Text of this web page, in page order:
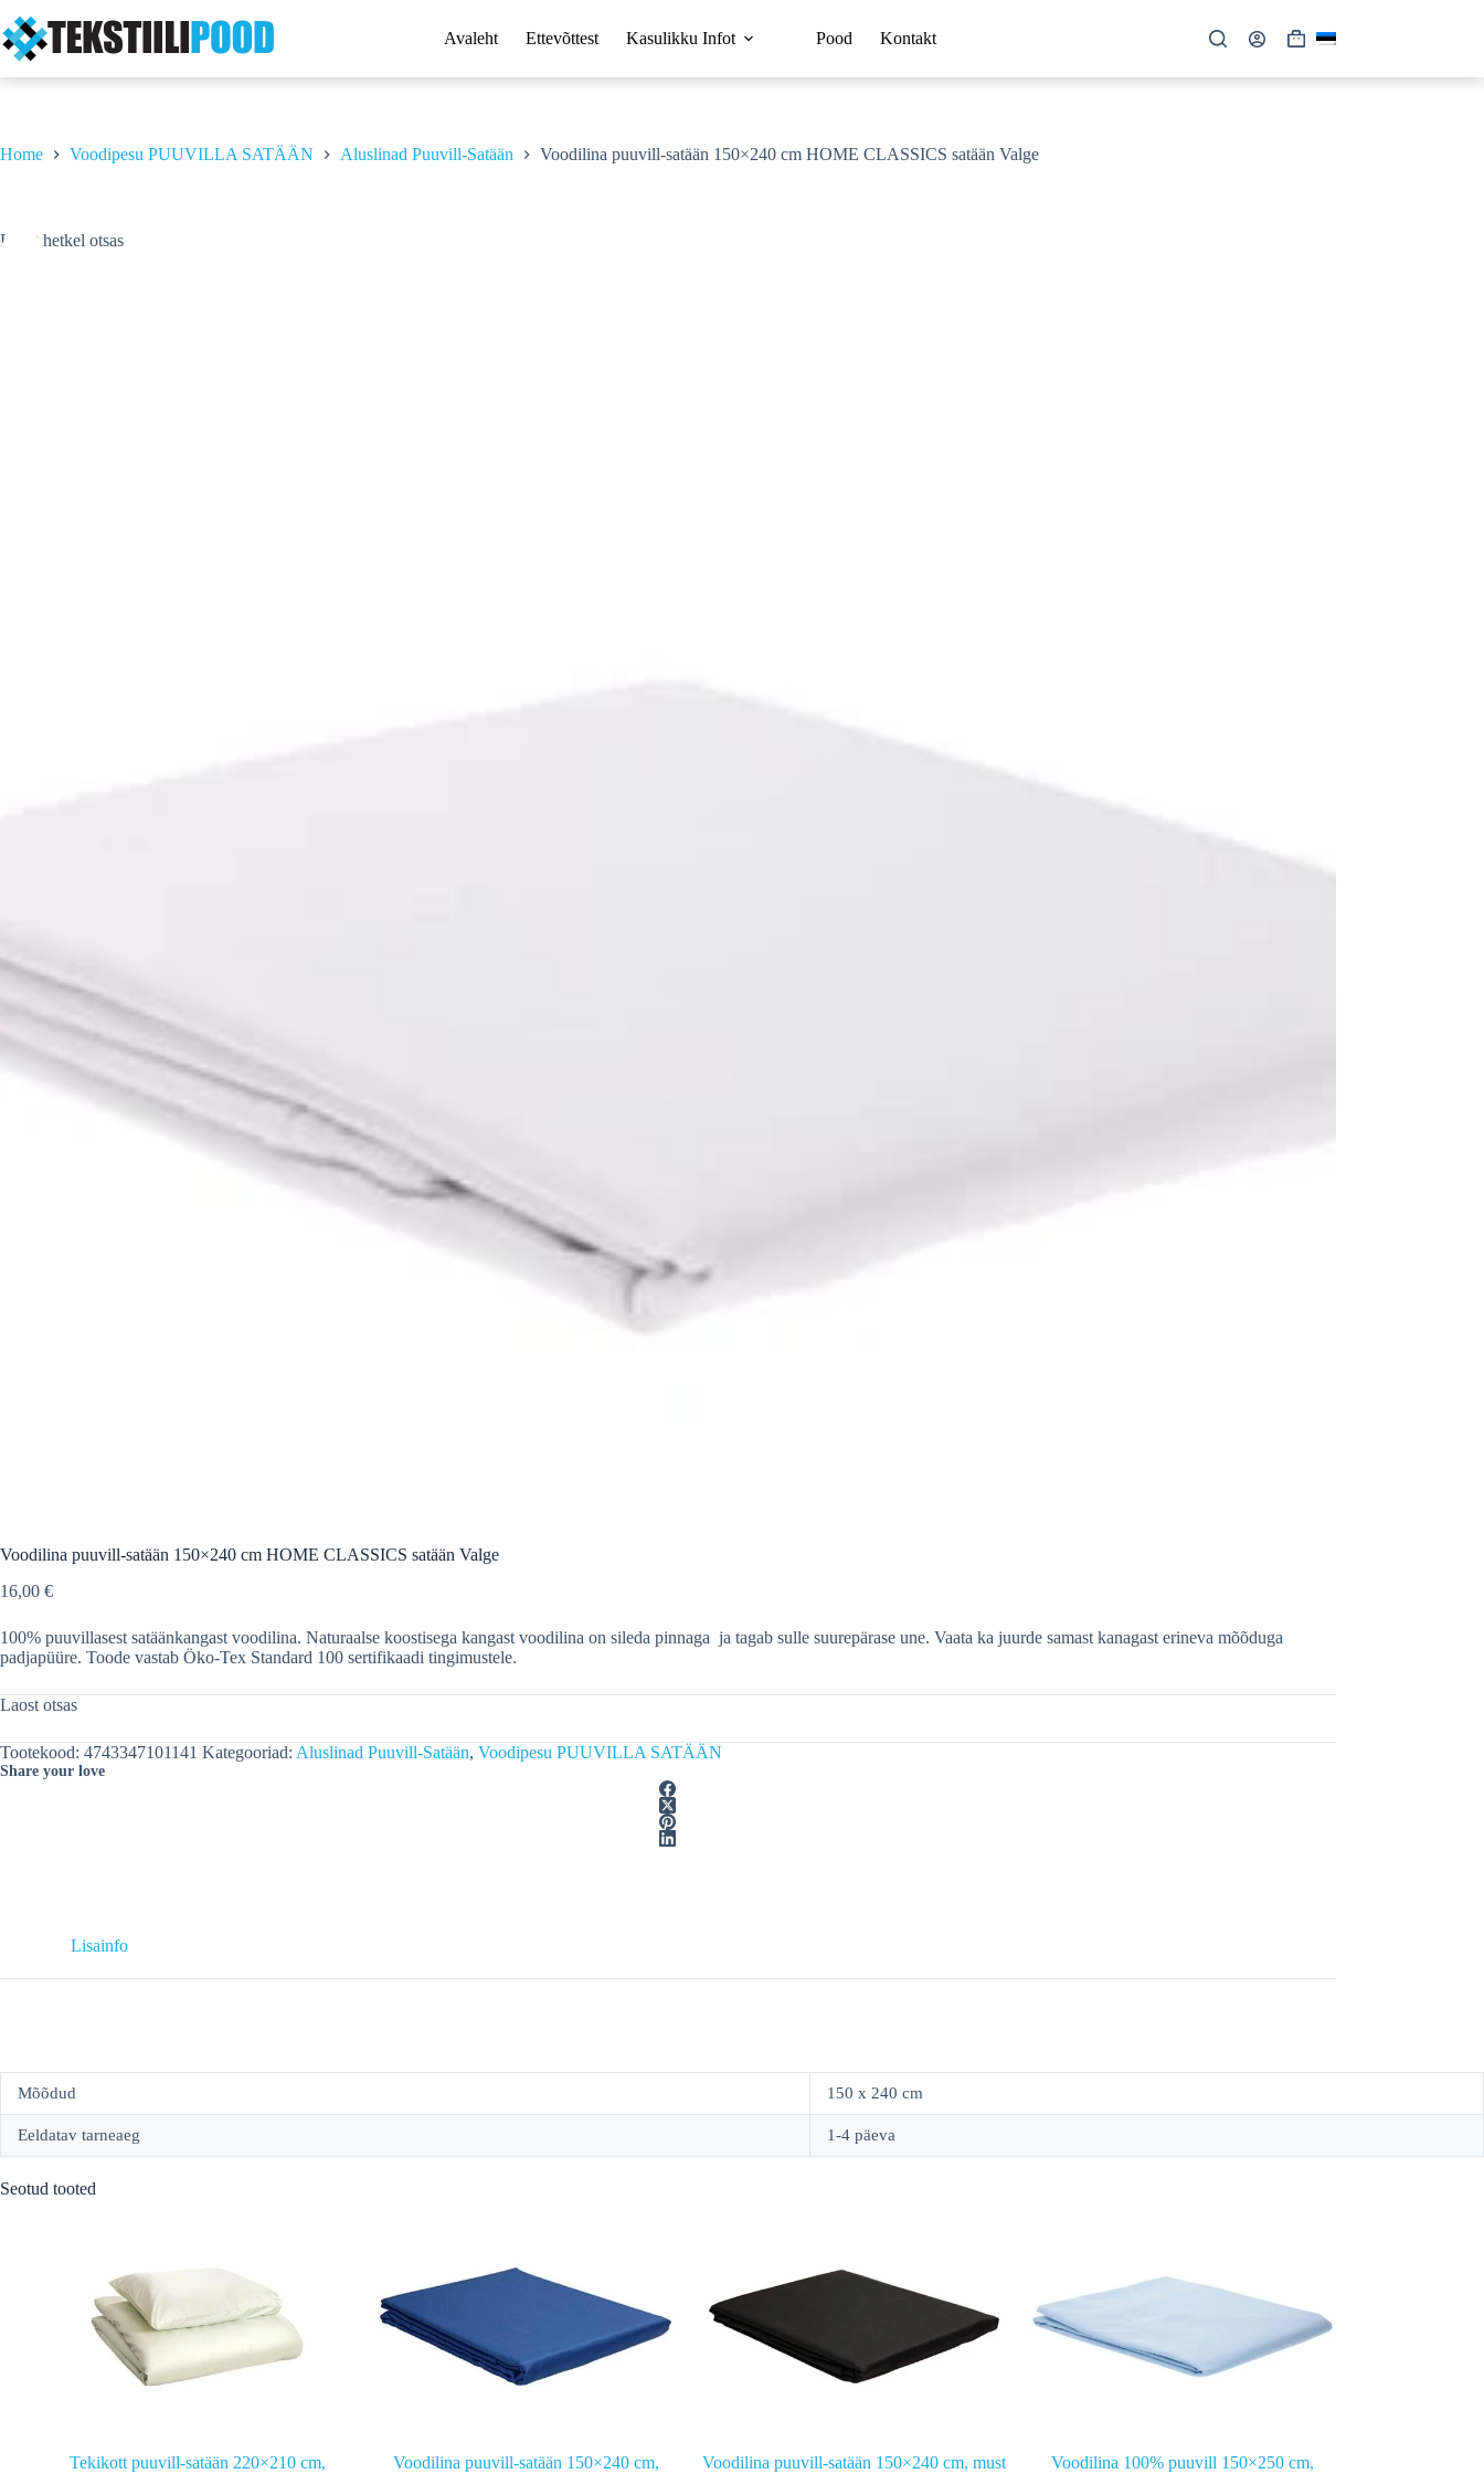
to
content
Avaleht Ettevõttest Kasulikku Infot Pood Kontakt
Shopping
Home Voodipesu PUUVILLA SATÄÄN Aluslinad Puuvill-Satään Voodilina puuvill-satään 150×240 cm HOME CLASSICS satään Valge
Laost hetkel otsas
Voodilina puuvill-satään 150×240 cm HOME CLASSICS satään Valge
16,00 €
100% puuvillasest satäänkangast voodilina. Naturaalse koostisega kangast voodilina on sileda pinnaga ja tagab sulle suurepärase une. Vaata ka juurde samast kanagast erineva mõõduga
padjapüüre. Toode vastab Öko-Tex Standard 100 sertifikaadi tingimustele.
Laost otsas
Tootekood: 4743347101141 Kategooriad: Aluslinad Puuvill-Satään, Voodipesu PUUVILLA SATÄÄN
Share your love
Lisainfo
Mõõdud 150 x 240 cm
Eeldatav tarneaeg 1-4 päeva
Seotud tooted
Tekikott puuvill-satään 220×210 cm,
Voodilina puuvill-satään 150×240 cm,
Voodilina puuvill-satään 150×240 cm, must
Voodilina 100% puuvill 150×250 cm,